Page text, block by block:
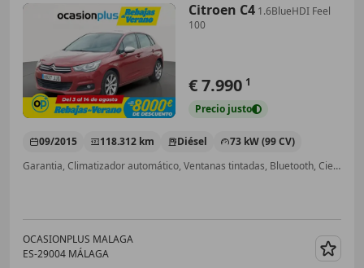
Citroen C4 1.6BlueHDI Feel
100
€ 7.990 1
Precio justo
09/2015 118.312 km Diésel
73 kW (99 CV)
Garantia, Climatizador automático, Ventanas tintadas, Bluetooth, Cierre centralizado, USB, Elevalunas eléctrico, Airbags laterales
OCASIONPLUS MALAGA
ES-29004 MÁLAGA